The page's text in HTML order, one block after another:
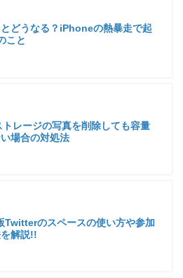
どうなる？iPhoneの熱暴走で起
こと
レージの写真を削除しても容量
場合の対処法
Twitterのスペースの使い方や参加
解説!!